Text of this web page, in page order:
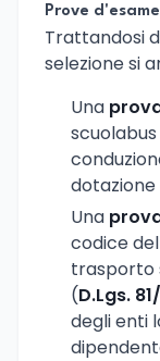
Prove
Trattandosi
selezione si
Una
Una
codice
trasporto
(D.Lgs.
degli enti